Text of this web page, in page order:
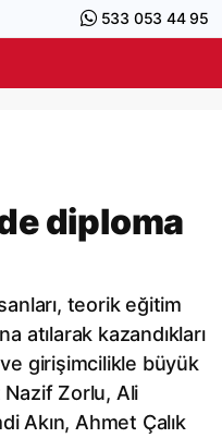
533 053 44 95
diploma
teorik eğitim
atılarak kazandıkları
girişimcilikle büyük
Nazif Zorlu, Ali
Akın, Ahmet Çalık